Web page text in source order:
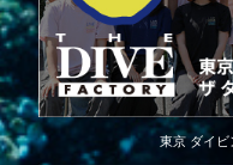
東京 ダイビ